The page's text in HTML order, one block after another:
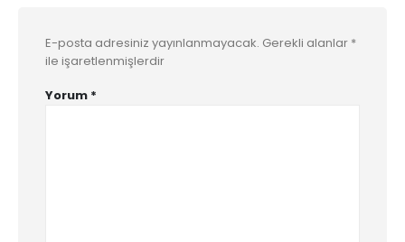
E-posta adresiniz yayınlanmayacak. Gerekli alanlar *
ile işaretlenmişlerdir
Yorum *